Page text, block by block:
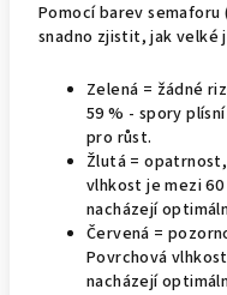
Pomocí barev
snadno zjistit, jak velké
Zelená = žádné
59 % - spory
pro růst.
Žlutá =
vlhkost je mezi
nacházejí
Červená =
Povrchová
nacházejí